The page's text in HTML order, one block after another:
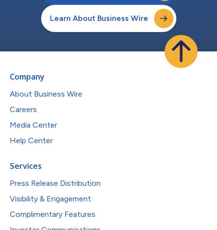
Learn About Business Wire
Company
About Business Wire
Careers
Media Center
Help Center
Services
Press Release Distribution
Visibility & Engagement
Complimentary Features